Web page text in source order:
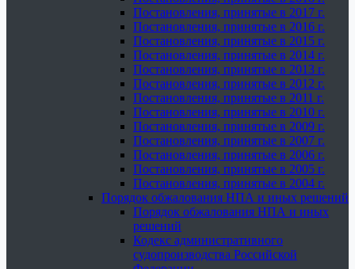
Постановления, принятые в 2017 г.
Постановления, принятые в 2016 г.
Постановления, принятые в 2015 г.
Постановления, принятые в 2014 г.
Постановления, принятые в 2013 г.
Постановления, принятые в 2012 г.
Постановления, принятые в 2011 г.
Постановления, принятые в 2010 г.
Постановления, принятые в 2009 г.
Постановления, принятые в 2007 г.
Постановления, принятые в 2006 г.
Постановления, принятые в 2005 г.
Постановления, принятые в 2004 г.
Порядок обжалования НПА и иных решений
Порядок обжалования НПА и иных
решений
Кодекс административного
судопроизводства Российской